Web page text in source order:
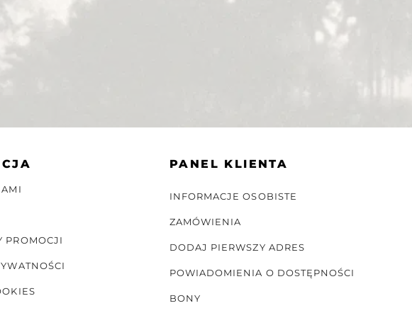
PROMOCJI
PANEL KLIENTA
INFORMACJE OSOBISTE
ZAMÓWIENIA
DODAJ PIERWSZY ADRES
POWIADOMIENIA O DOSTĘPNOŚCI
BONY